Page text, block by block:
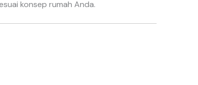
konsep rumah Anda.